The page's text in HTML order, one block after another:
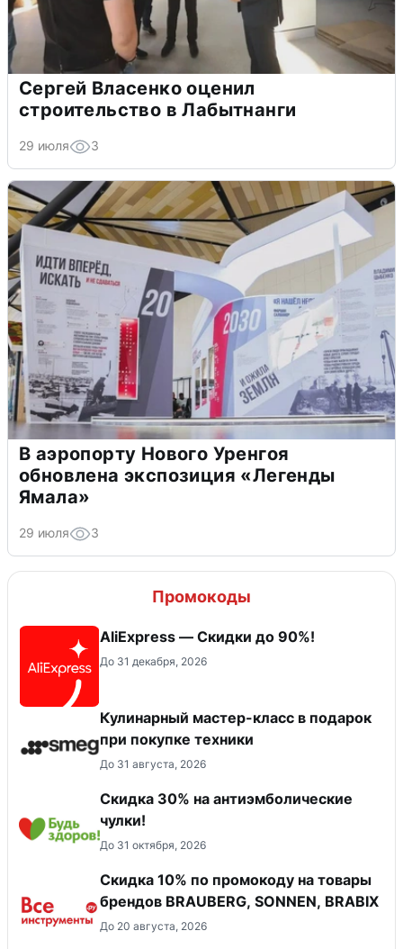
Сергей Власенко оценил
строительство в Лабытнанги
29 июля 3
В аэропорту Нового Уренгоя
обновлена экспозиция «Легенды
Ямала»
29 июля 3
Промокоды
AliExpress — Скидки до 90%!
До 31 декабря, 2026
Кулинарный мастер-класс в подарок
при покупке техники
До 31 августа, 2026
Скидка 30% на антиэмболические
чулки!
До 31 октября, 2026
Скидка 10% по промокоду на товары
брендов BRAUBERG, SONNEN, BRABIX
До 20 августа, 2026